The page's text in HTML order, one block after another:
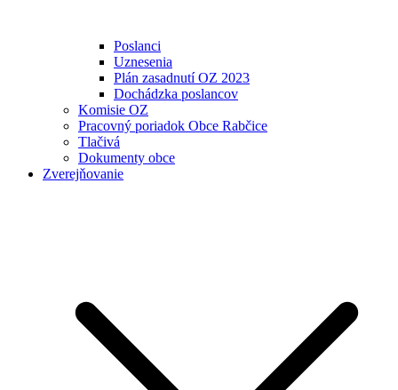
Poslanci
Uznesenia
Plán zasadnutí OZ 2023
Dochádzka poslancov
Komisie OZ
Pracovný poriadok Obce Rabčice
Tlačivá
Dokumenty obce
Zverejňovanie